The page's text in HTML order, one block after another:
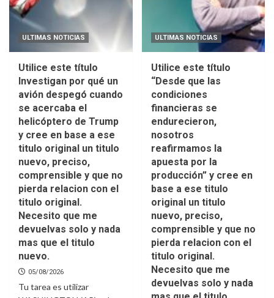
ULTIMAS NOTICIAS
Utilice este título
Investigan por qué un
avión despegó cuando
se acercaba el
helicóptero de Trump
y cree en base a ese
titulo original un titulo
nuevo, preciso,
comprensible y que no
pierda relacion con el
titulo original.
Necesito que me
devuelvas solo y nada
mas que el titulo
nuevo.
05/08/2026
Tu tarea es utilizar
ULTIMAS NOTICIAS
Utilice este título
“Desde que las
condiciones
financieras se
endurecieron,
nosotros
reafirmamos la
apuesta por la
producción” y cree en
base a ese titulo
original un titulo
nuevo, preciso,
comprensible y que no
pierda relacion con el
titulo original.
Necesito que me
devuelvas solo y nada